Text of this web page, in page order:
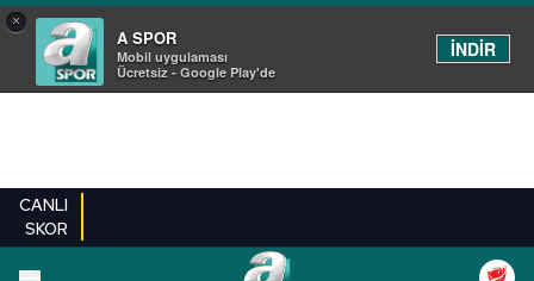
×
A SPOR
Mobil uygulaması
Ücretsiz - Google Play'de
İNDİR
CANLI
SKOR